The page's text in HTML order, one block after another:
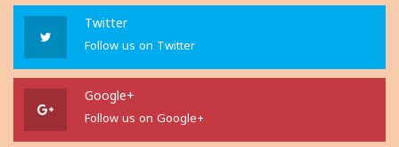
Twitter
Follow us on Twitter
Google+
Follow us on Google+